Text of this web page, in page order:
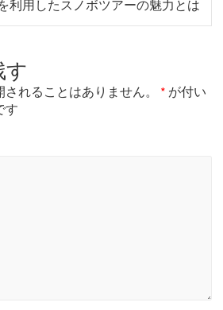
利用したスノボツアーの魅力とは
す
れることはありません。 * が付い
す